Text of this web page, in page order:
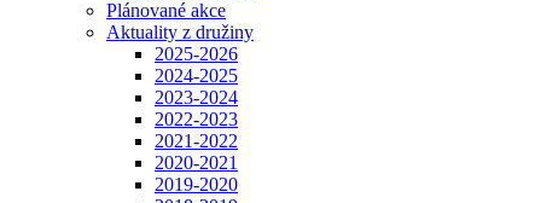
Plánované akce
Aktuality z družiny
2025-2026
2024-2025
2023-2024
2022-2023
2021-2022
2020-2021
2019-2020